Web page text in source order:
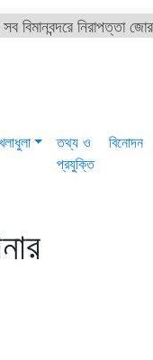
বিমানবন্দরে নিরাপত্তা
ইসরায়েলের
তথ্য ও
প্রযুক্তি
বিনোদন